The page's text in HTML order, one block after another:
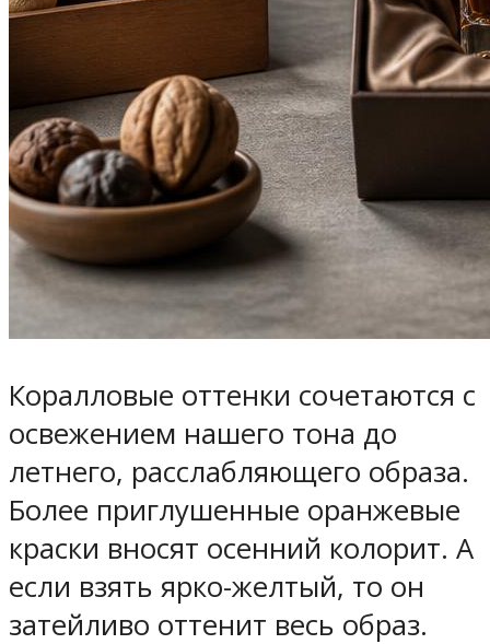
Коралловые оттенки сочетаются с
освежением нашего тона до
летнего, расслабляющего образа.
Более приглушенные оранжевые
краски вносят осенний колорит. А
если взять ярко-желтый, то он
затейливо оттенит весь образ.